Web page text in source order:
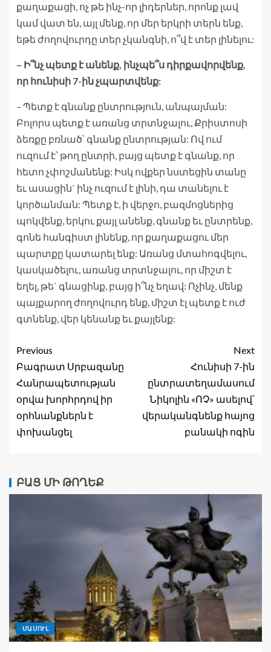
քաղաքացի, ոչ թե ինչ-որ լիդերներ, որոնք լավ
կամ վատ են, այլ մենք, որ մեր երկրի տերն ենք,
եթե ժողովուրդը տեր չկանգնի, ո՞վ է տեր լինելու:
– Ի՞նչ պետք է անենք, ինչպե՞ս դիրքավորվենք,
որ հունիսի 7-ին չպարտվենք:
– Պետք է գնանք ընտրություն, անպայման:
Բոլորս պետք է առանց տրտնջալու, Քրիստոսի
ձեռքը բռնած՝ գնանք ընտրության: Ով ում
ուզում է՝ թող ընտրի, բայց պետք է գնանք, որ
հետո չփոշմանենք: Իսկ ովքեր նստեցին տանը
եւ ասացին` ինչ ուզում է լինի, դա տանելու է
կործանման: Պետք է, ի վերջո, բազմոցներից
պոկվենք, երկու քայլ անենք, գնանք եւ ընտրենք,
գոնե հանգիստ լինենք, որ քաղաքացու մեր
պարտքը կատարել ենք: Առանց մտահոգվելու,
կասկածելու, առանց տրտնջալու, որ միշտ է
եղել, թե` գնացինք, բայց ի՞նչ եղավ: Ոչինչ, մենք
պայքարող ժողովուրդ ենք, միշտ էլ պետք է ուժ
գտնենք, վեր կենանք եւ քայլենք:
Previous
Բագրատ Սրբազանը
Հանրապետության
օրվա խորհրդով իր
օրհնանքներն է
փոխանցել
Next
Հունիսի 7-ին
ընտրատեղամասում
Նիկոլին «ՈՉ» ասելով՝
վերականգնենք հայոց
բանակի ոգին
ԲԱՑ ՄԻ ԹՈՂԵՔ
ՄԱՄՈՒԼ